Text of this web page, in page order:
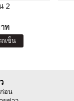
2
ท
เข็น
อน